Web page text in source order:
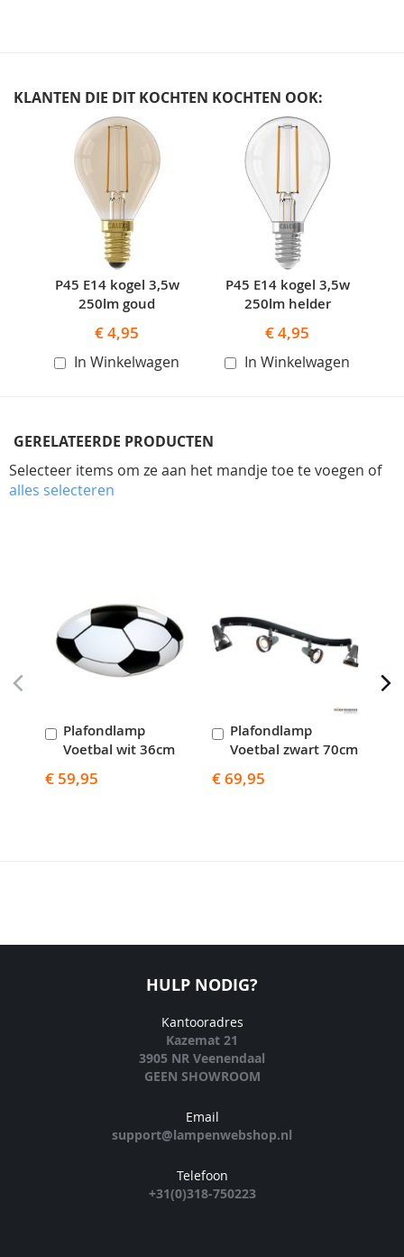
KLANTEN DIE DIT KOCHTEN KOCHTEN OOK:
carousel
P45 E14 kogel 3,5w
250lm goud
€ 4,95
In Winkelwagen
P45 E14 kogel 3,5w
250lm helder
€ 4,95
In Winkelwagen
GERELATEERDE PRODUCTEN
Selecteer items om ze aan het mandje toe te voegen of
alles selecteren
Plafondlamp
Voetbal wit 36cm
€ 59,95
In
Winkelwagen
Plafondlamp
Voetbal zwart 70cm
€ 69,95
In
Winkelwagen
HULP NODIG?
Kantooradres
Kazemat 21
3905 NR Veenendaal
GEEN SHOWROOM
Email
support@lampenwebshop.nl
Telefoon
+31(0)318-750223